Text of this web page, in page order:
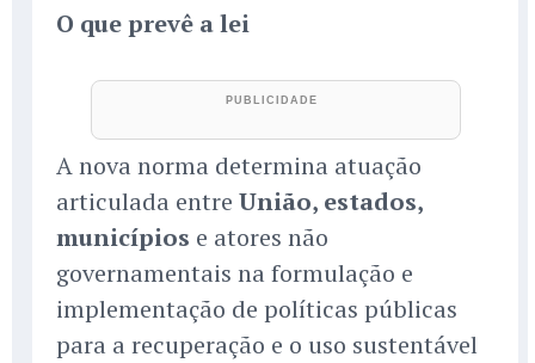
O que prevê a lei
A nova norma determina atuação
articulada entre União, estados,
municípios e atores não
governamentais na formulação e
implementação de políticas públicas
para a recuperação e o uso sustentável